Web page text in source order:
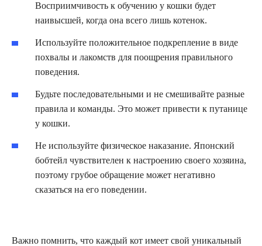
Восприимчивость к обучению у кошки будет
наивысшей, когда она всего лишь котенок.
Используйте положительное подкрепление в виде
похвалы и лакомств для поощрения правильного
поведения.
Будьте последовательными и не смешивайте разные
правила и команды. Это может привести к путанице
у кошки.
Не используйте физическое наказание. Японский
бобтейл чувствителен к настроению своего хозяина,
поэтому грубое обращение может негативно
сказаться на его поведении.
Важно помнить, что каждый кот имеет свой уникальный